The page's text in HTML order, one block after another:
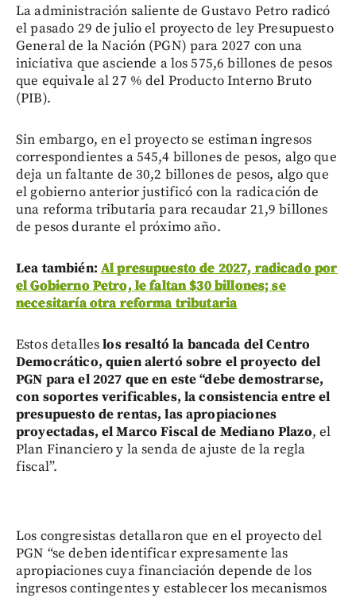
La administración saliente de Gustavo Petro radicó
el pasado 29 de julio el proyecto de ley Presupuesto
General de la Nación (PGN) para 2027 con una
iniciativa que asciende a los 575,6 billones de pesos
que equivale al 27 % del Producto Interno Bruto
(PIB).
Sin embargo, en el proyecto se estiman ingresos
correspondientes a 545,4 billones de pesos, algo que
deja un faltante de 30,2 billones de pesos, algo que
el gobierno anterior justificó con la radicación de
una reforma tributaria para recaudar 21,9 billones
de pesos durante el próximo año.
Lea también: Al presupuesto de 2027, radicado por
el Gobierno Petro, le faltan $30 billones; se
necesitaría otra reforma tributaria
Estos detalleslos resaltó la bancada del Centro
Democrático, quien alertó sobre el proyecto del
PGN para el 2027 que en este “debe demostrarse,
con soportes verificables, la consistencia entre el
presupuesto de rentas, las apropiaciones
proyectadas, el Marco Fiscal de Mediano Plazo, el
Plan Financiero y la senda de ajuste de la regla
fiscal”.
Los congresistas detallaron que en el proyecto del
PGN “se deben identificar expresamente las
apropiaciones cuya financiación depende de los
ingresos contingentes y establecer los mecanismos